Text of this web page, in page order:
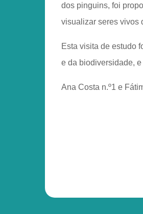
dos pinguins, foi
visualizar seres vivos
Esta visita de estudo
e da biodiversidade,
Ana Costa n.º1 e